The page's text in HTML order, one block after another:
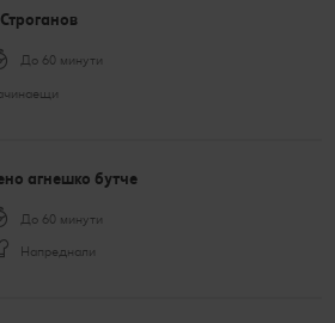
До 60 минути
агнешко бутче
До 60 минути
Напреднали